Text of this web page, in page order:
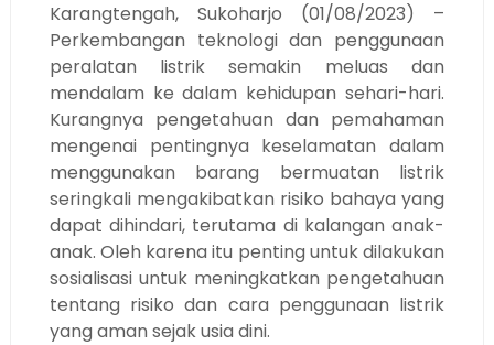
Karangtengah, Sukoharjo (01/08/2023) –
Perkembangan teknologi dan penggunaan
peralatan listrik semakin meluas dan
mendalam ke dalam kehidupan sehari-hari.
Kurangnya pengetahuan dan pemahaman
mengenai pentingnya keselamatan dalam
menggunakan barang bermuatan listrik
seringkali mengakibatkan risiko bahaya yang
dapat dihindari, terutama di kalangan anak-
anak. Oleh karena itu penting untuk dilakukan
sosialisasi untuk meningkatkan pengetahuan
tentang risiko dan cara penggunaan listrik
yang aman sejak usia dini.